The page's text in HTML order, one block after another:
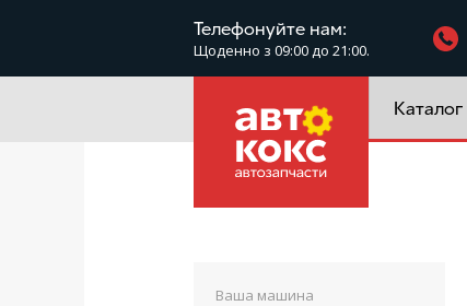
Телефонуйте нам:
Щоденно з 09:00 до 21:00.
Каталог
Ваша машина